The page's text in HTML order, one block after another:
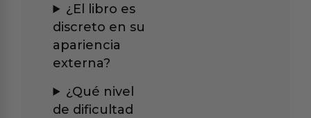
¿El libro es
discreto en su
apariencia
externa?
¿Qué nivel
de dificultad